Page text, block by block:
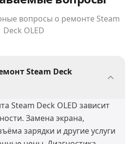
вопросы о ремонте Steam
Deck OLED
Steam Deck
Steam Deck OLED зависит
Замена экрана,
зарядки и другие услуги